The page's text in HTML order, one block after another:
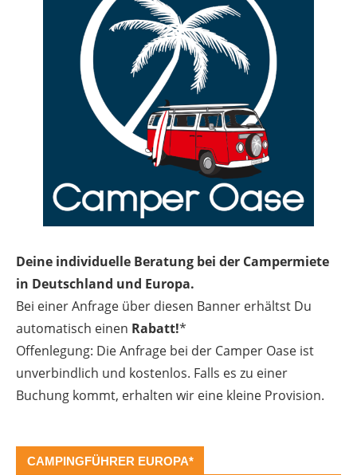
Deine individuelle Beratung bei der Campermiete
in Deutschland und Europa.
Bei einer Anfrage über diesen Banner erhältst Du
automatisch einen Rabatt!*
Offenlegung: Die Anfrage bei der Camper Oase ist
unverbindlich und kostenlos. Falls es zu einer
Buchung kommt, erhalten wir eine kleine Provision.
CAMPINGFÜHRER EUROPA*